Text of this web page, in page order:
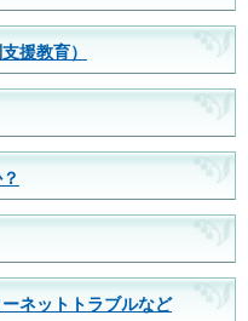
援教育）
ネットトラブルなど